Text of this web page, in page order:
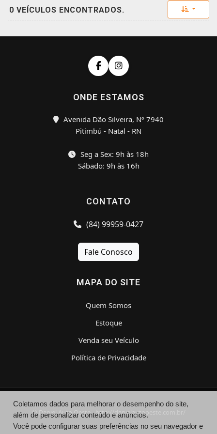
0 VEÍCULOS ENCONTRADOS. Toggle
ONDE ESTAMOS
Avenida Dão Silveira, Nº 7940
Pitimbú - Natal - RN
Seg a Sex: 9h às 18h
Sábado: 9h às 16h
CONTATO
(84) 99959-0427
Fale Conosco
MAPA DO SITE
Quem Somos
Estoque
Venda seu Veículo
Política de Privacidade
© Daniel Auto Oeste - http://danielautooeste.com.br/
Coletamos dados para melhorar o desempenho do site,
além de personalizar conteúdo e anúncios.
Você pode configurar suas preferências no seu navegador e